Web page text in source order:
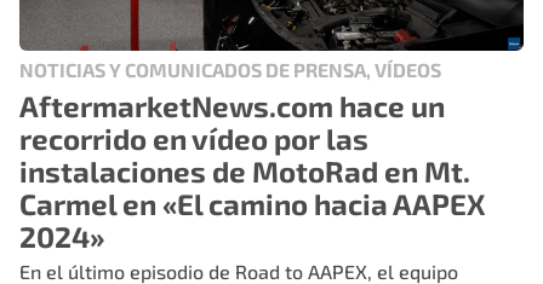
NOTICIAS Y COMUNICADOS DE PRENSA, VÍDEOS
AftermarketNews.com hace un
recorrido en vídeo por las
instalaciones de MotoRad en Mt.
Carmel en «El camino hacia AAPEX
2024»
En el último episodio de Road to AAPEX, el equipo